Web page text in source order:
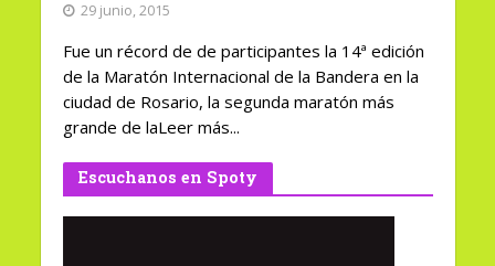
29 junio, 2015
Fue un récord de de participantes la 14ª edición
de la Maratón Internacional de la Bandera en la
ciudad de Rosario, la segunda maratón más
grande de laLeer más...
Escuchanos en Spoty